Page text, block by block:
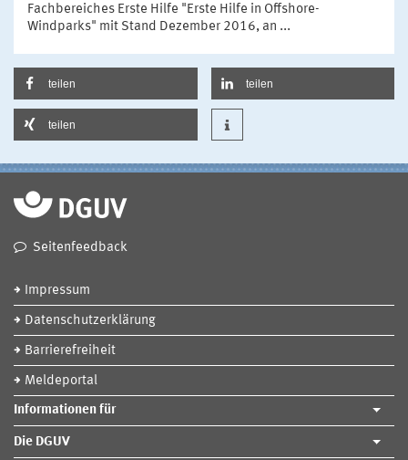
Fachbereiches Erste Hilfe "Erste Hilfe in Offshore-
Windparks" mit Stand Dezember 2016, an ...
teilen teilen
teilen
Seitenfeedback
Impressum
Datenschutzerklärung
Barrierefreiheit
Meldeportal
Informationen für
Die DGUV